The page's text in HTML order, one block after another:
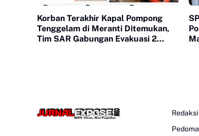
Korban Terakhir Kapal Pompong
Tenggelam di Meranti Ditemukan,
Tim SAR Gabungan Evakuasi 2
Redaksi